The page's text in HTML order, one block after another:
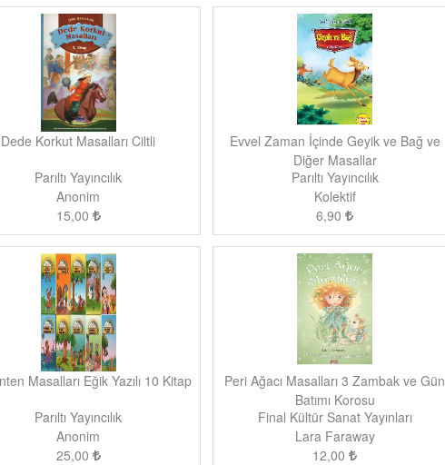
Dede Korkut Masalları Ciltli
Parıltı Yayıncılık
Anonim
15,00
Evvel Zaman İçinde Geyik ve Bağ ve
Diğer Masallar
Parıltı Yayıncılık
Kolektif
6,90
Masalları Eğik Yazılı 10 Kitap
Parıltı Yayıncılık
Anonim
25,00
Peri Ağacı Masalları 3 Zambak ve Gün
Batımı Korosu
Final Kültür Sanat Yayınları
Lara Faraway
12,00